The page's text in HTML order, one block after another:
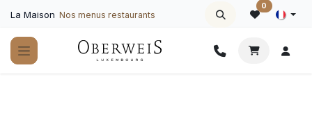
La Maison Nos menus restaurants
0